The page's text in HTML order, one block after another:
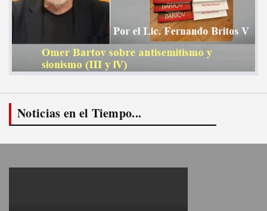
Noticias en el Tiempo...